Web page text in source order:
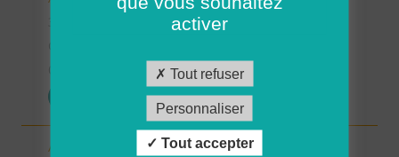
Auxiliaire de vie sociale - secteur L'Isle Jourdain
activer
Tout refuser
Personnaliser
Tout accepter